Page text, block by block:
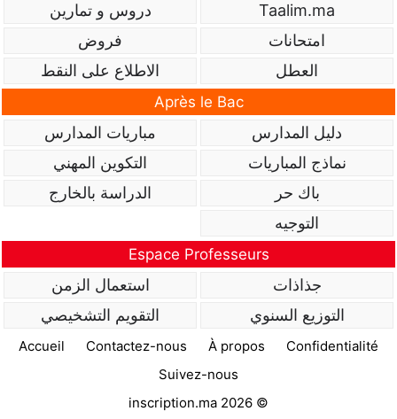
Taalim.ma
دروس و تمارين
امتحانات
فروض
العطل
الاطلاع على النقط
Après le Bac
دليل المدارس
مباريات المدارس
نماذج المباريات
التكوين المهني
باك حر
الدراسة بالخارج
التوجيه
Espace Professeurs
جذاذات
استعمال الزمن
التوزيع السنوي
التقويم التشخيصي
Accueil Contactez-nous À propos
Confidentialité
Suivez-nous
inscription.ma 2026 ©